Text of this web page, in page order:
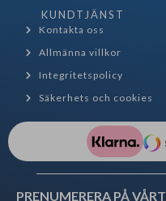
KUNDTJÄNST
Kontakta oss
Allmänna villkor
Integritetspolicy
Säkerhets och cookies
PRENUMERERA PÅ VÅRT